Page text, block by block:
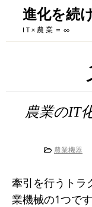
content
進化を続
IT×農業＝∞
農業のIT
農業機器
牽引を行うトラ
業機械の1つで